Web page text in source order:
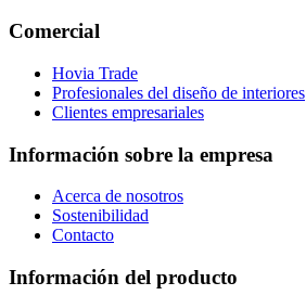
Comercial
Hovia Trade
Profesionales del diseño de interiores
Clientes empresariales
Información sobre la empresa
Acerca de nosotros
Sostenibilidad
Contacto
Información del producto